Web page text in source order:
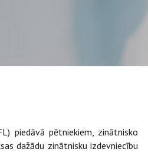
piedāvā pētniekiem, zinātnisko
dažādu zinātnisku izdevniecību